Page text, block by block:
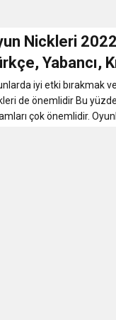
diyabete neden
germe estetiği ile ilgili
Nickleri
Yabancı,
iyi etki bırakmak
de önemlidir Bu
çok önemlidir.